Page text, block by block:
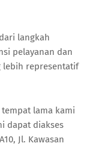
langkah
pelayanan dan
lebih representatif
lama kami
dapat diakses
Jl. Kawasan